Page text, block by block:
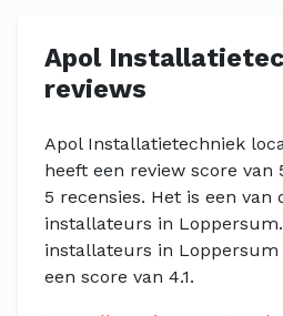
Apol
reviews
Apol Installatietechniek
heeft een review score van
5 recensies. Het is een
installateurs in
installateurs in
een score van 4.1.